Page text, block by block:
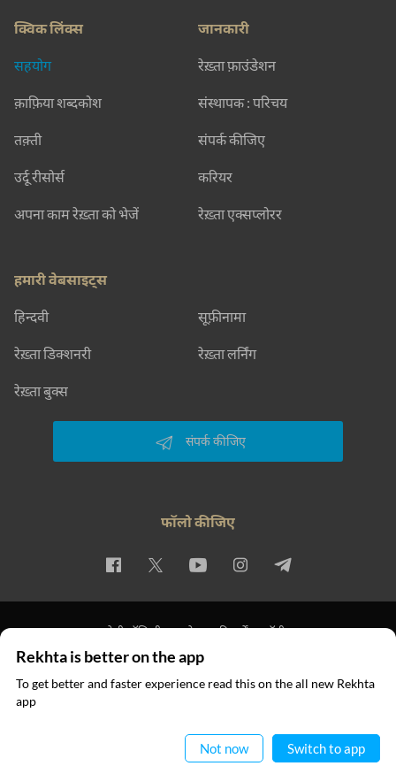
क्विक लिंक्स
सहयोग
क़ाफ़िया शब्दकोश
तक़्ती
उर्दू रीसोर्स
अपना काम रेख़्ता को भेजें
जानकारी
रेख़्ता फ़ाउंडेशन
संस्थापक : परिचय
संपर्क कीजिए
करियर
रेख़्ता एक्सप्लोरर
हमारी वेबसाइट्स
हिन्दवी सूफ़ीनामा
रेख़्ता डिक्शनरी रेख़्ता लर्निंग
रेख़्ता बुक्स
संपर्क कीजिए
फॉलो कीजिए
प्राइवेसी पॉलिसी इस्तेमाल की शर्तें कॉपीराइट
© 2026 Rekhta™ Foundation. All rights reserved.
Rekhta is better on the app
To get better and faster experience read this on the all new Rekhta
app
Not now Switch to app